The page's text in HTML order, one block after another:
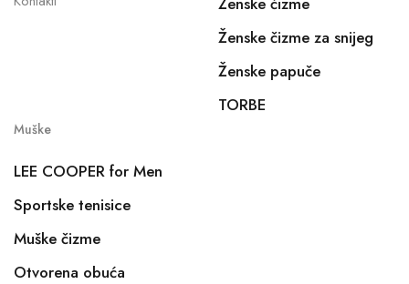
Ženske čizme za snijeg
Ženske papuče
TORBE
Muške
LEE COOPER for Men
Sportske tenisice
Muške čizme
Otvorena obuća